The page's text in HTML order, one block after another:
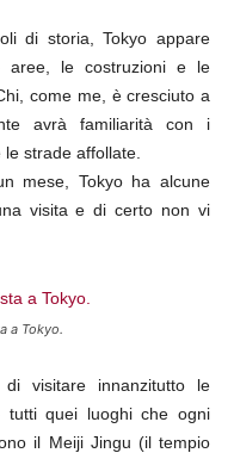
di storia, Tokyo appare
aree, le costruzioni e le
come me, è cresciuto a
avrà familiarità con i
strade affollate.
mese, Tokyo ha alcune
visita e di certo non vi
a Tokyo.
visitare innanzitutto le
tutti quei luoghi che ogni
il Meiji Jingu (il tempio